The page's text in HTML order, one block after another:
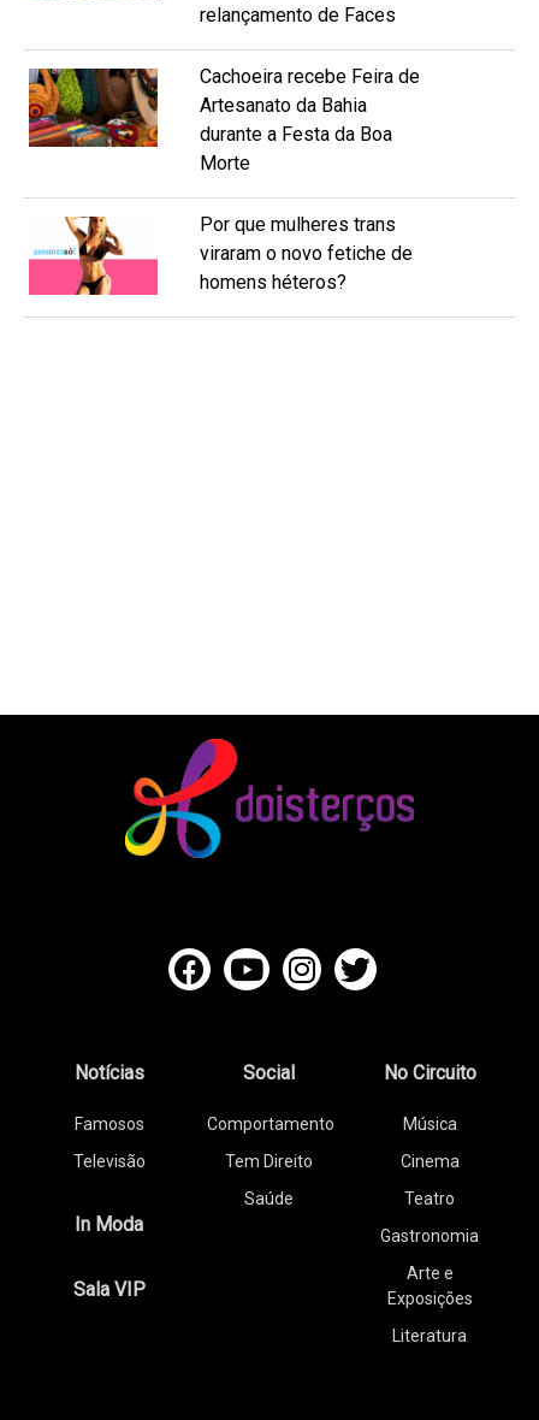
relançamento de Faces
Cachoeira recebe Feira de
Artesanato da Bahia
durante a Festa da Boa
Morte
Por que mulheres trans
viraram o novo fetiche de
homens héteros?
Notícias
Famosos
Televisão
In Moda
Sala VIP
Social
Comportamento
Tem Direito
Saúde
No Circuito
Música
Cinema
Teatro
Gastronomia
Arte e
Exposições
Literatura